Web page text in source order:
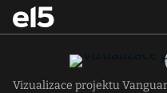
Vizualizace projektu